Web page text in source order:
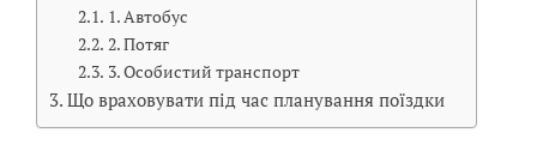
1. Автобус
2. Потяг
3. Особистий транспорт
Що враховувати під час планування поїздки